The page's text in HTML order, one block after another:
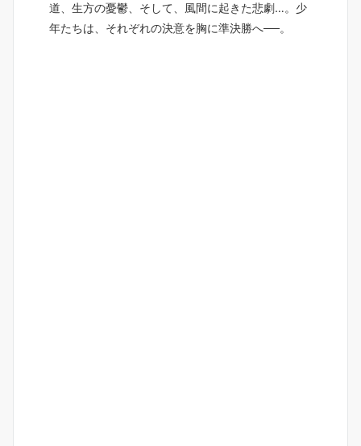
道、生方の憂鬱、そして、風間に起きた悲劇…。少
年たちは、それぞれの決意を胸に準決勝へ──。